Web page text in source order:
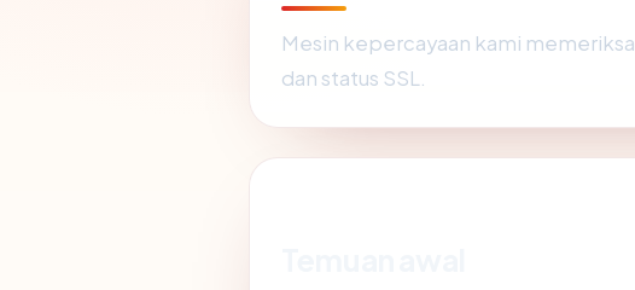
Mesin kepercayaan kami memeriksa
dan status SSL.